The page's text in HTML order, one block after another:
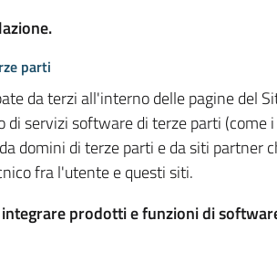
parti
da terzi all'interno delle pagine del
servizi software di terze parti
domini di terze parti e da siti partner
fra l'utente e questi siti.
prodotti e funzioni di